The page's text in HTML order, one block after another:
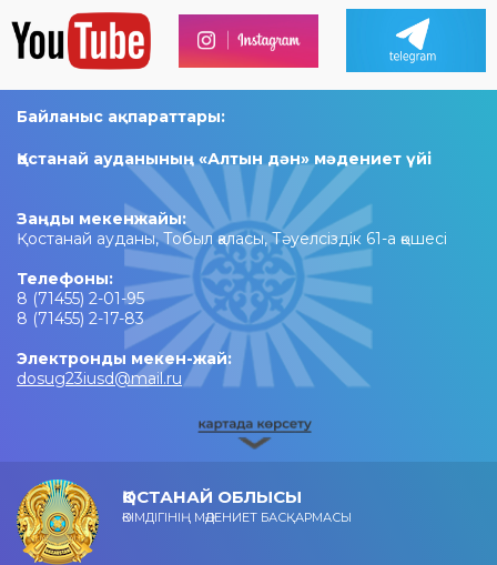
Байланыс ақпараттары:
Қостанай ауданының «Алтын дән» мәдениет үйі
Заңды мекенжайы:
Қостанай ауданы, Тобыл қаласы, Тәуелсіздік 61-а қөшесі
Телефоны:
8 (71455) 2-01-95
8 (71455) 2-17-83
Электронды мекен-жай:
dosug23iusd@mail.ru
ҚОСТАНАЙ ОБЛЫСЫ
ӘКІМДІГІНІҢ МӘДЕНИЕТ БАСҚАРМАСЫ